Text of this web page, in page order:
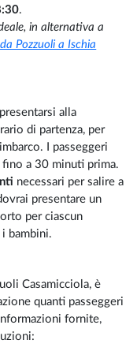
.
in alternativa a
da Pozzuoli a Ischia
alla
di partenza, per
I passeggeri
a 30 minuti prima.
necessari per salire a
presentare un
per ciascun
bambini.
Casamicciola, è
quanti passeggeri
fornite,